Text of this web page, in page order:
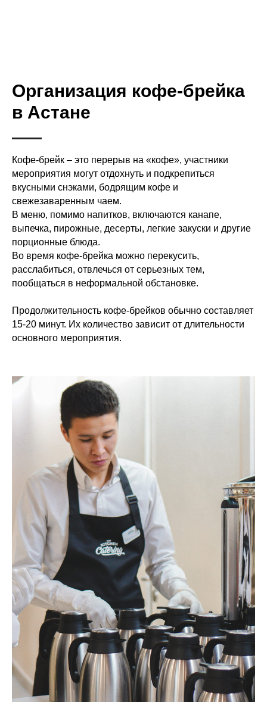
Организация кофе-брейка
в Астане
Кофе-брейк – это перерыв на «кофе», участники
мероприятия могут отдохнуть и подкрепиться
вкусными снэками, бодрящим кофе и
свежезаваренным чаем.
В меню, помимо напитков, включаются канапе,
выпечка, пирожные, десерты, легкие закуски и другие
порционные блюда.
Во время кофе-брейка можно перекусить,
расслабиться, отвлечься от серьезных тем,
пообщаться в неформальной обстановке.
Продолжительность кофе-брейков обычно составляет
15-20 минут. Их количество зависит от длительности
основного мероприятия.